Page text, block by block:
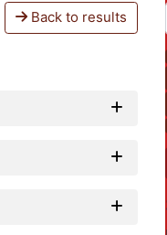
Back to results